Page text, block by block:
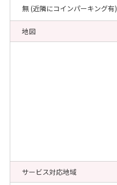
無 (近隣にコインパーキング有)
地図
サービス対応地域